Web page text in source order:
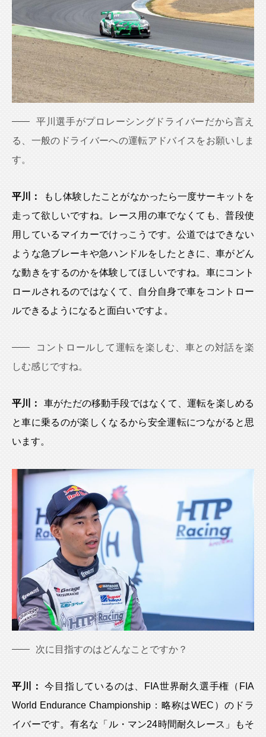
平川選手がプロレーシングドライバーだから言え
る、一般のドライバーへの運転アドバイスをお願いしま
す。
平川：
もし体験したことがなかったら一度サーキットを
走って欲しいですね。レース用の車でなくても、普段使
用しているマイカーでけっこうです。公道ではできない
ような急ブレーキや急ハンドルをしたときに、車がどん
な動きをするのかを体験してほしいですね。車にコント
ロールされるのではなくて、自分自身で車をコントロー
ルできるようになると面白いですよ。
コントロールして運転を楽しむ、車との対話を楽
しむ感じですね。
平川：
車がただの移動手段ではなくて、運転を楽しめる
と車に乗るのが楽しくなるから安全運転につながると思
います。
次に目指すのはどんなことですか？
平川：
今目指しているのは、FIA世界耐久選手権（FIA
World Endurance Championship：略称はWEC）のドラ
イバーです。有名な「ル・マン24時間耐久レース」もそ